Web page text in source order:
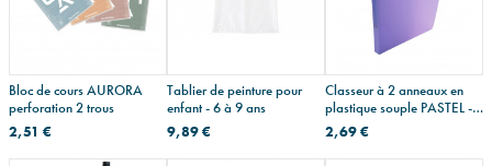
Bloc de cours AURORA
perforation 2 trous
2,51 €
Tablier de peinture pour
enfant - 6 à 9 ans
9,89 €
Classeur à 2 anneaux en
plastique souple PASTEL -
A4
2,69 €